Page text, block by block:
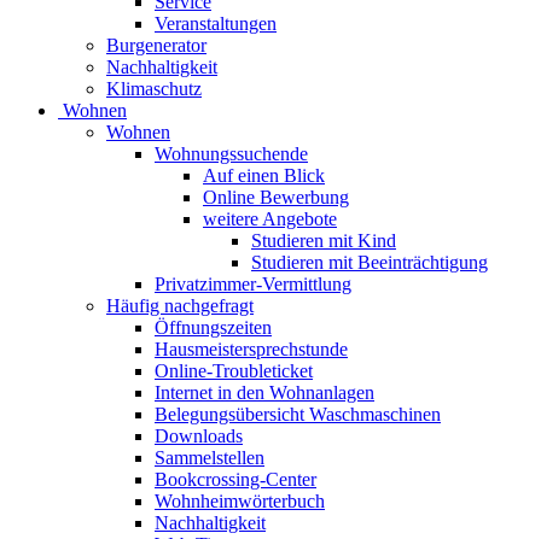
Veranstaltungen
Burgenerator
Nachhaltigkeit
Klimaschutz
Wohnen
Wohnen
Wohnungssuchende
Auf einen Blick
Online Bewerbung
weitere Angebote
Studieren mit Kind
Studieren mit Beeinträchtigung
Privatzimmer-Vermittlung
Häufig nachgefragt
Öffnungszeiten
Hausmeistersprechstunde
Online-Troubleticket
Internet in den Wohnanlagen
Belegungsübersicht Waschmaschinen
Downloads
Sammelstellen
Bookcrossing-Center
Wohnheimwörterbuch
Nachhaltigkeit